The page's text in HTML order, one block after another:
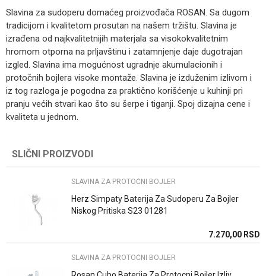
Slavina za sudoperu domaćeg proizvođača ROSAN. Sa dugom
tradicijom i kvalitetom prosutan na našem tržištu. Slavina je
izrađena od najkvalitetnijih materjala sa visokokvalitetnim
hromom otporna na prljavštinu i zatamnjenje daje dugotrajan
izgled. Slavina ima mogućnost ugradnje akumulacionih i
protočnih bojlera visoke montaže. Slavina je izduženim izlivom i
iz tog razloga je pogodna za praktično korišćenje u kuhinji pri
pranju većih stvari kao što su šerpe i tiganji. Spoj dizajna cene i
kvaliteta u jednom.
Ime/Nadimak
Kategorija
Rosan
Zemlja proizvodnje Srbija
Uvoznik / proizvodjač
SLIČNI PROIZVODI
SLAVINA ZA PROTOČNI BOJLER
Herz Simpaty Baterija Za Sudoperu Za Bojler
Niskog Pritiska S23 01281
7.270,00 RSD
SLAVINA ZA PROTOČNI BOJLER